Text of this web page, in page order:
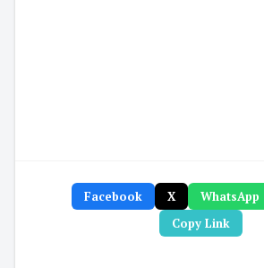
Facebook X WhatsApp
Copy Link